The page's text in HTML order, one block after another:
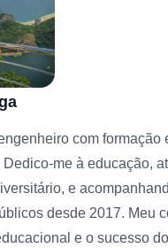
com formação
me à educação,
e
desde 2017. Meu
e o sucesso